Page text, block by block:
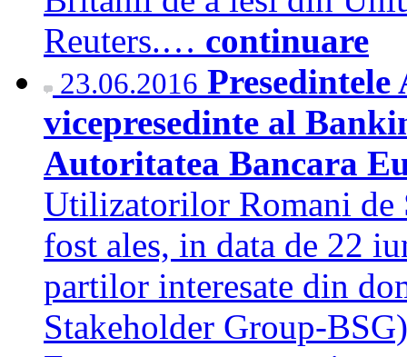
Reuters.… continuare
23.06.2016 Presedintele
vicepresedinte al
Autoritatea Bancara
Utilizatorilor Romani de
fost ales, in data de 22
partilor interesate din
Stakeholder Group-